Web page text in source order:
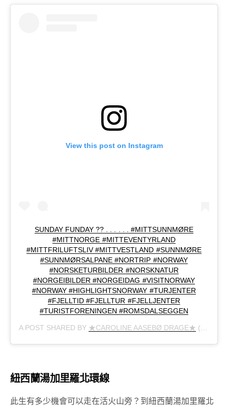
View this post on Instagram
SUNDAY FUNDAY ?? . . . . . . #MITTSUNNMØRE
#MITTNORGE #MITTEVENTYRLAND
#MITTFRILUFTSLIV #MITTVESTLAND #SUNNMØRE
#SUNNMØRSALPANE #NORTRIP #NORWAY
#NORSKETURBILDER #NORSKNATUR
#NORGEIBILDER #NORGEIDAG #VISITNORWAY
#NORWAY #HIGHLIGHTSNORWAY #TURJENTER
#FJELLTID #FJELLTUR #FJELLJENTER
#TURISTFORENINGEN #ROMSDALSEGGEN
A POST SHARED BY ★CAROLINE AASEBØ DRAGE★ (@CAROLINE_DRAGE) ON
紐西蘭湯加里羅北環線
此生有多少機會可以走在活火山旁？到紐西蘭湯加里羅北